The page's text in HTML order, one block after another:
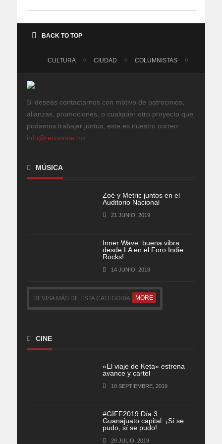
BACK TO TOP
CULTURA CIUDAD COLUMNISTAS
Si deseas contactarnos con motivo de patrocinios,
alianzas, promociones, o cualquier otro proyecto que
podamos trabajar juntos, este es nuestro correo:
info@reconoce.mx
MÚSICA
Zoé y Metric juntos en el
Auditorio Nacional
21 JUNIO, 2019
Inner Wave: buena vibra
desde LA en el Foro Indie
Rocks!
14 JUNIO, 2019
REVISA MÁS DE ESTA CATEGORÍA MORE
CINE
«El viaje de Keta» estrena
avance y cartel
10 SEPTIEMBRE, 2019
#GIFF2019 Día 3
Guanajuato capital: ¡Sí se
pudo, sí se pudo!
29 JULIO, 2019